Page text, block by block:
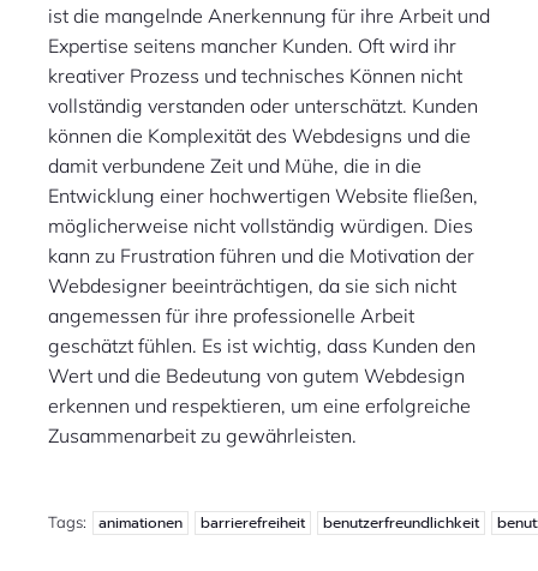
ist die mangelnde Anerkennung für ihre Arbeit und
Expertise seitens mancher Kunden. Oft wird ihr
kreativer Prozess und technisches Können nicht
vollständig verstanden oder unterschätzt. Kunden
können die Komplexität des Webdesigns und die
damit verbundene Zeit und Mühe, die in die
Entwicklung einer hochwertigen Website fließen,
möglicherweise nicht vollständig würdigen. Dies
kann zu Frustration führen und die Motivation der
Webdesigner beeinträchtigen, da sie sich nicht
angemessen für ihre professionelle Arbeit
geschätzt fühlen. Es ist wichtig, dass Kunden den
Wert und die Bedeutung von gutem Webdesign
erkennen und respektieren, um eine erfolgreiche
Zusammenarbeit zu gewährleisten.
Tags: animationen barrierefreiheit benutzerfreundlichkeit